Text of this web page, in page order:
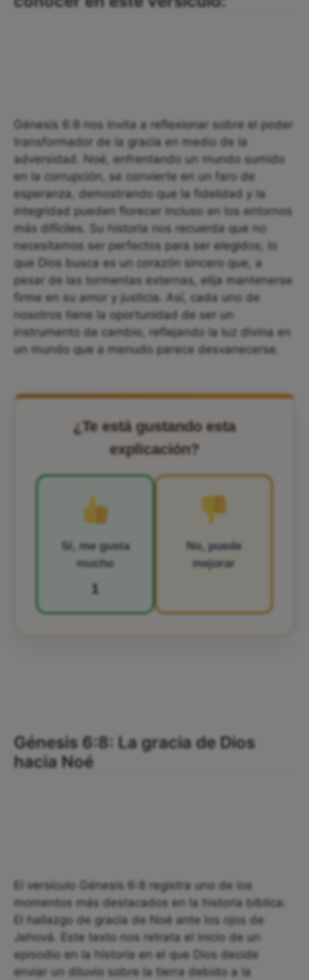
Génesis 6:8 nos invita a reflexionar sobre el poder
transformador de la gracia en medio de la
adversidad. Noé, enfrentando un mundo sumido
en la corrupción, se convierte en un faro de
esperanza, demostrando que la fidelidad y la
integridad pueden florecer incluso en los entornos
más difíciles. Su historia nos recuerda que no
necesitamos ser perfectos para ser elegidos; lo
que Dios busca es un corazón sincero que, a
pesar de las tormentas externas, elija mantenerse
firme en su amor y justicia. Así, cada uno de
nosotros tiene la oportunidad de ser un
instrumento de cambio, reflejando la luz divina en
un mundo que a menudo parece desvanecerse.
¿Te está gustando esta
explicación?
Sí, me gusta
mucho
1
No, puede
mejorar
Génesis 6:8: La gracia de Dios
hacia Noé
El versículo Génesis 6:8 registra uno de los
momentos más destacados en la historia bíblica:
El hallazgo de gracia de Noé ante los ojos de
Jehová. Este texto nos retrata el inicio de un
episodio en la historia en el que Dios decide
enviar un diluvio sobre la tierra debido a la